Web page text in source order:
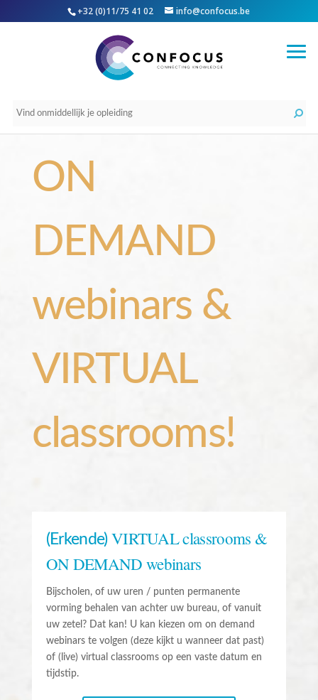
+32 (0)11/75 41 02 info@confocus.be
ON
DEMAND
webinars &
VIRTUAL
classrooms!
(Erkende) VIRTUAL classrooms &
ON DEMAND webinars
Bijscholen, of uw uren / punten permanente
vorming behalen van achter uw bureau, of vanuit
uw zetel? Dat kan! U kan kiezen om on demand
webinars te volgen (deze kijkt u wanneer dat past)
of (live) virtual classrooms op een vaste datum en
tijdstip.